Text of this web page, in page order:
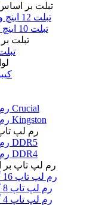
تبلت بر
تبلت 12 اینچ و بزرگ‌تر
تبلت 10 اینچ و بزرگتر
تبلت
رم لپ تاپ Crucial
رم لپ تاپ Kingston
رم لپ
رم لپ تاپ DDR5
رم لپ تاپ DDR4
رم لپ تاپ
رم لپ تاپ 16 گیگابایت
رم لپ تاپ 8 گیگابایت
رم لپ تاپ 4 گیگابایت